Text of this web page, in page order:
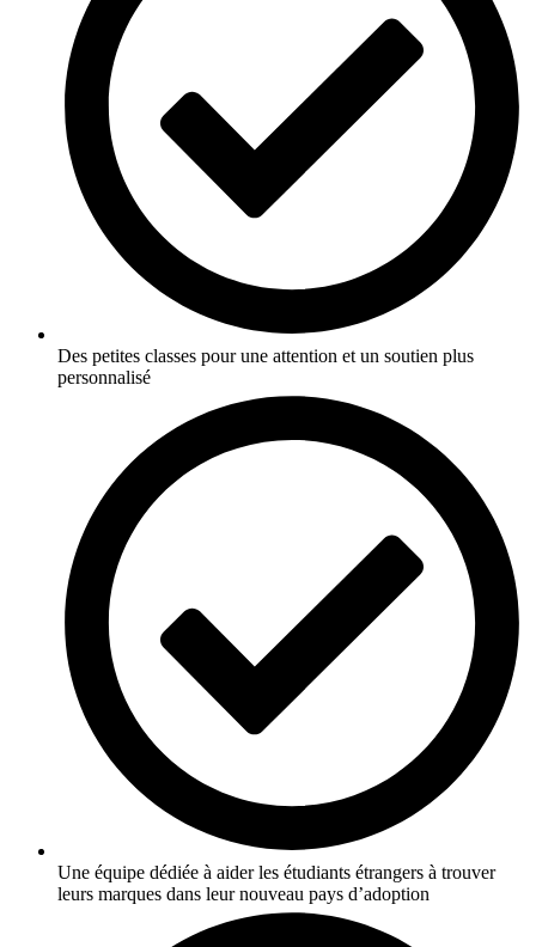
Des petites classes pour une attention et un soutien plus
personnalisé
Une équipe dédiée à aider les étudiants étrangers à trouver
leurs marques dans leur nouveau pays d’adoption